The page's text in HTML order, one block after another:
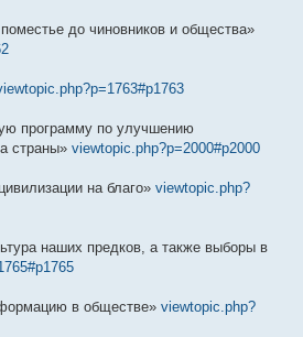
до чиновников и общества»
программу по улучшению
страны» viewtopic.php?p=2000#p2000
на благо» viewtopic.php?
наших предков, а также выборы в
в обществе» viewtopic.php?